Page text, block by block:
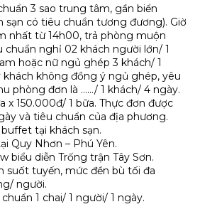
3 sao trung tâm, gần biển
sạn có tiêu chuẩn tương đương). Giờ
nhất từ 14h00, trả phòng muộn
chuẩn nghỉ 02 khách người lớn/ 1
hoặc nữ ngủ ghép 3 khách/ 1
khách không đồng ý ngủ ghép, yêu
phòng đơn là ……/ 1 khách/ 4 ngày.
x 150.000đ/ 1 bữa. Thực đơn được
và tiêu chuẩn của địa phương.
tại khách sạn.
Quy Nhơn – Phú Yên.
biểu diễn Trống trận Tây Sơn.
suốt tuyến, mức đền bù tối đa
người.
1 chai/ 1 người/ 1 ngày.